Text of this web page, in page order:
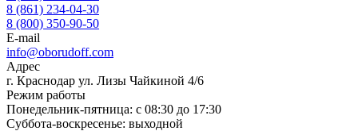
8 (861) 234-04-30
8 (800) 350-90-50
E-mail
info@oborudoff.com
Адрес
г. Краснодар ул. Лизы Чайкиной 4/6
Режим работы
Понедельник-пятница: с 08:30 до 17:30
Суббота-воскресенье: выходной